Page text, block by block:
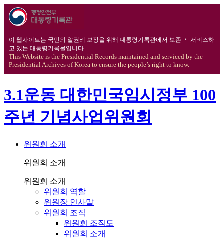
이 웹사이트는 국민의 알권리 보장을 위해 대통령기록관에서 보존 ‧ 서비스하
고 있는 대통령기록물입니다.
This Website is the Presidential Records maintained and serviced by the
Presidential Archives of Korea to ensure the people’s right to know.
3.1운동 대한민국임시정부 100
주년 기념사업위원회
위원회 소개
위원회 소개
위원회 소개
위원회 역할
위원장 인사말
위원회 조직
위원회 조직도
위원회 소개